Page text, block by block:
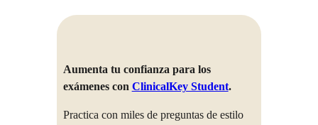
Aumenta tu confianza para los
exámenes con ClinicalKey Student.
Practica con miles de preguntas de estilo